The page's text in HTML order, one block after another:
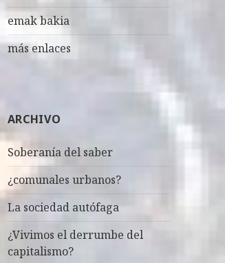
emak bakia
más enlaces
ARCHIVO
Soberanía del saber
¿comunales urbanos?
La sociedad autófaga
¿Vivimos el derrumbe del
capitalismo?